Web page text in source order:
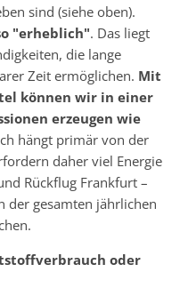
sind (siehe oben).
"erheblich". Das liegt
die lange
Zeit ermöglichen. Mit
können wir in einer
erzeugen wie
hängt primär von der
daher viel Energie
Rückflug Frankfurt –
der gesamten jährlichen
oder